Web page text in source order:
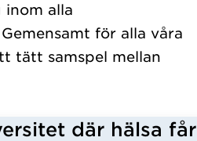
alla
för alla våra
tätt samspel mellan
där hälsa får